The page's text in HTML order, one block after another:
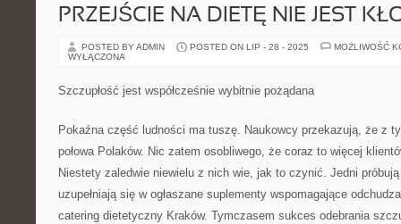
PRZEJŚCIE NA DIETĘ NIE JEST
POSTED BY ADMIN POSTED ON LIP - 28 - 2025
MOŻLIWOŚĆ
WYŁĄCZONA
Szczupłość jest współcześnie wybitnie pożądana
Pokaźna część ludności ma tuszę. Naukowcy przekazują, że z
połowa Polaków. Nic zatem osobliwego, że coraz to więcej
Niestety zaledwie niewielu z nich wie, jak to czynić. Jedni
uzupełniają się w ogłaszane suplementy wspomagające
catering dietetyczny Kraków. Tymczasem sukces odebrania